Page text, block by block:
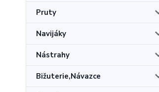
Pruty
Navijáky
Nástrahy
Bižuterie,Návazce